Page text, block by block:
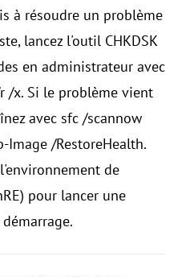
à résoudre un problème
lancez l'outil CHKDSK
en administrateur avec
/x. Si le problème vient
avec sfc /scannow
Image /RestoreHealth.
de
pour lancer une